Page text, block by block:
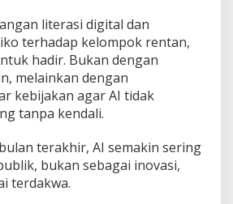
literasi digital dan
terhadap kelompok rentan,
hadir. Bukan dengan
melainkan dengan
kebijakan agar AI tidak
tanpa kendali.
terakhir, AI semakin sering
bukan sebagai inovasi,
terdakwa.